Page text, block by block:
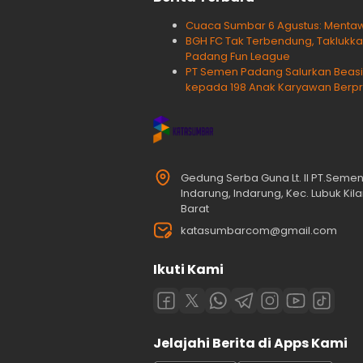
Cuaca Sumbar 6 Agustus:
BGH FC Tak Terbendung,
Padang Fun League
PT Semen Padang Salurkan
kepada 198 Anak Karyawan
Gedung Serba Guna Lt. II
Indarung, Indarung, Kec. Lubuk
Barat
katasumbarcom@gmail.com
Ikuti Kami
Jelajahi Berita di Apps Kami